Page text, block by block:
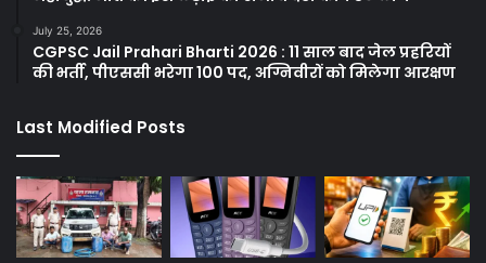
July 25, 2026
CGPSC Jail Prahari Bharti 2026 : 11 साल बाद जेल प्रहरियों
की भर्ती, पीएससी भरेगा 100 पद, अग्निवीरों को मिलेगा आरक्षण
Last Modified Posts